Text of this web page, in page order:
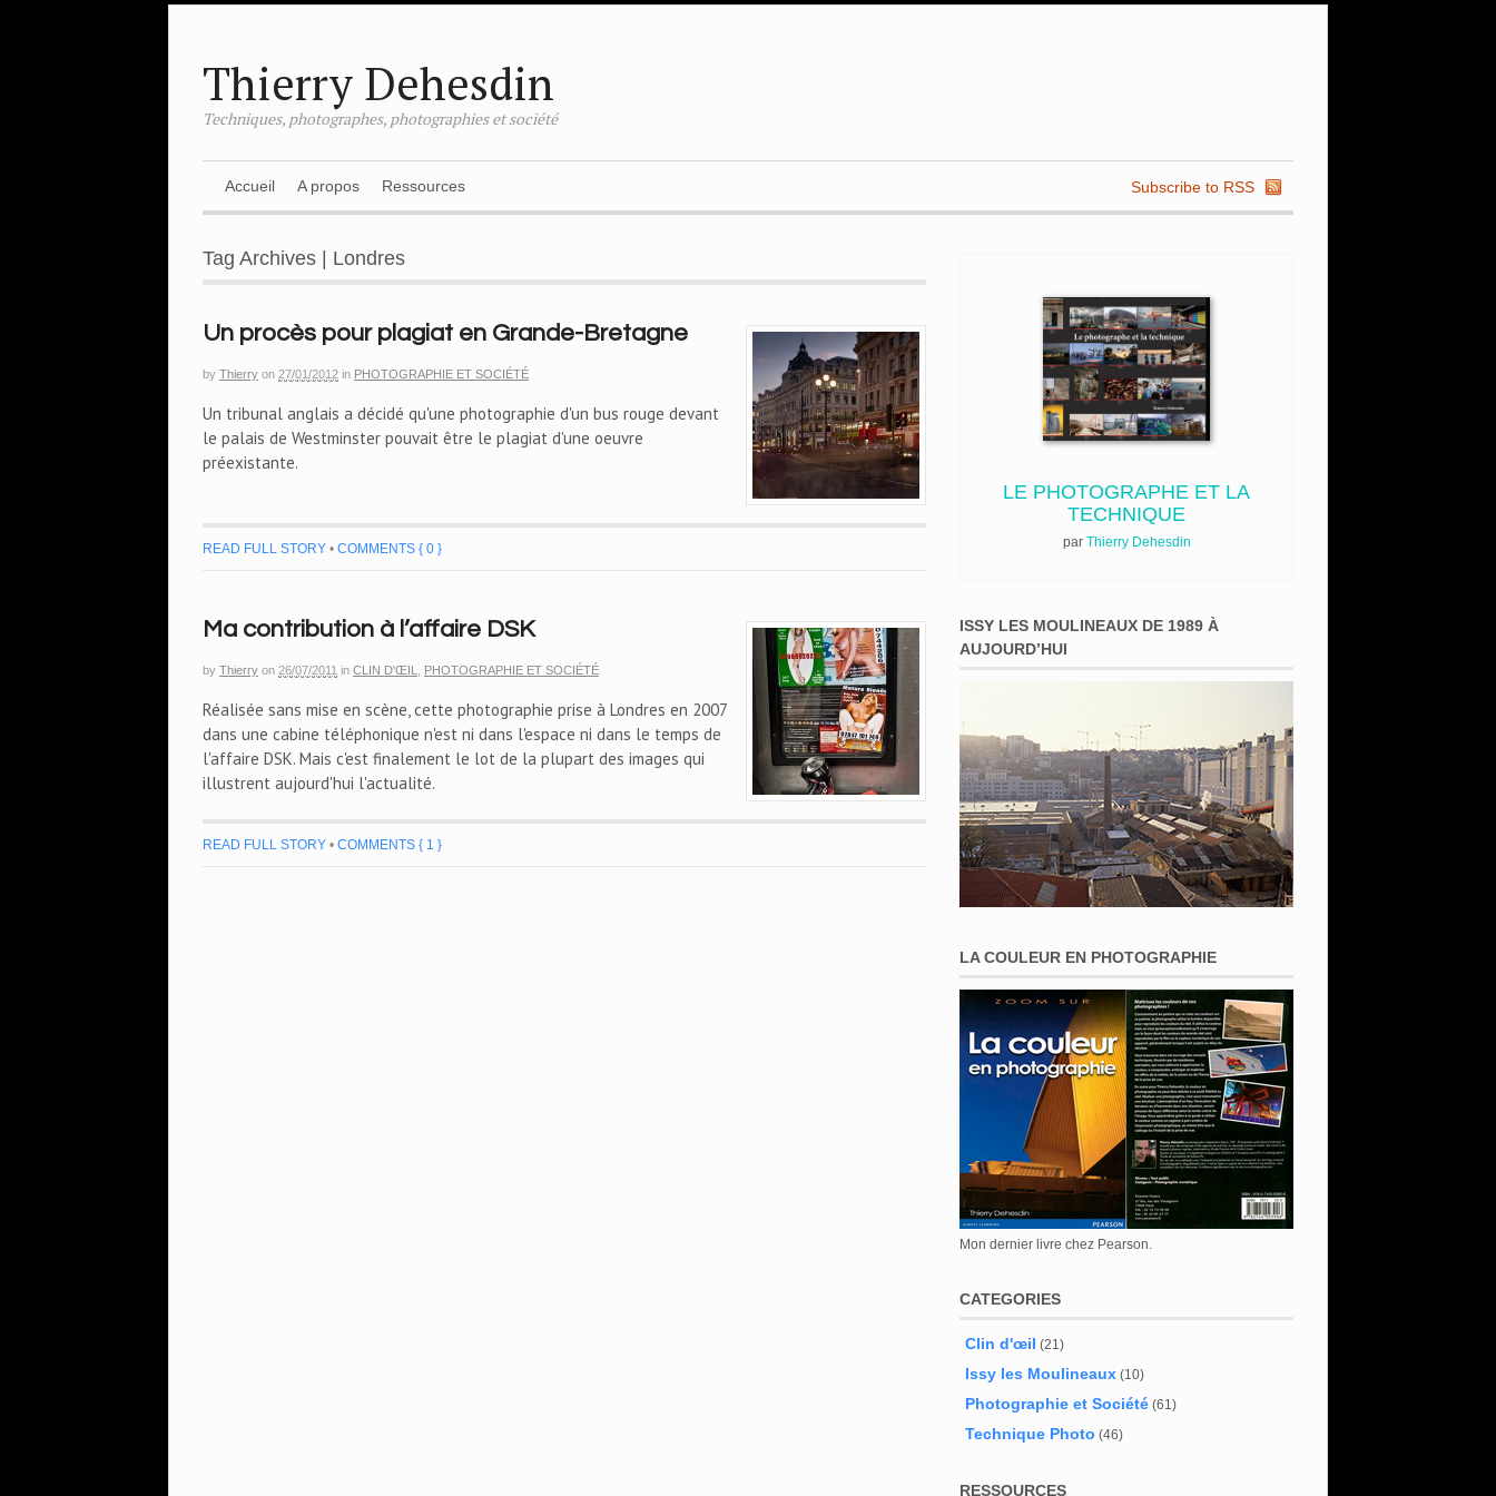
Thierry Dehesdin
Techniques, photographes, photographies et société
Subscribe to RSS
Accueil A propos Ressources
Tag Archives | Londres
Un procès pour plagiat en Grande-Bretagne
by Thierry on 27/01/2012 in PHOTOGRAPHIE ET SOCIÉTÉ
Un tribunal anglais a décidé qu'une photographie d'un bus rouge devant
le palais de Westminster pouvait être le plagiat d'une oeuvre
préexistante.
READ FULL STORY • COMMENTS { 0 }
Ma contribution à l’affaire DSK
by Thierry on 26/07/2011 in CLIN D'ŒIL PHOTOGRAPHIE ET SOCIÉTÉ
Réalisée sans mise en scène, cette photographie prise à Londres en 2007
dans une cabine téléphonique n'est ni dans l'espace ni dans le temps de
l'affaire DSK. Mais c'est finalement le lot de la plupart des images qui
illustrent aujourd'hui l'actualité.
READ FULL STORY • COMMENTS { 1 }
LE PHOTOGRAPHE ET LA
TECHNIQUE
par Thierry Dehesdin
ISSY LES MOULINEAUX DE 1989 À
AUJOURD’HUI
LA COULEUR EN PHOTOGRAPHIE
Mon dernier livre chez Pearson.
CATEGORIES
Clin d'œil (21)
Issy les Moulineaux (10)
Photographie et Société (61)
Technique Photo (46)
RESSOURCES